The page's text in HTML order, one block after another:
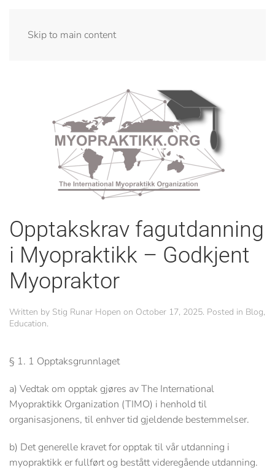
Skip to main content
Opptakskrav fagutdanning
i Myopraktikk – Godkjent
Myopraktor
Written by Stig Runar Hopen on October 17, 2025. Posted in Blog,
Education.
§ 1. 1 Opptaksgrunnlaget
a) Vedtak om opptak gjøres avThe International
Myopraktikk Organization (TIMO) i henhold til
organisasjonens, til enhver tid gjeldende bestemmelser.
b) Det generelle kravet for opptak til vår utdanning i
myopraktikk er fullført og bestått videregående utdanning.